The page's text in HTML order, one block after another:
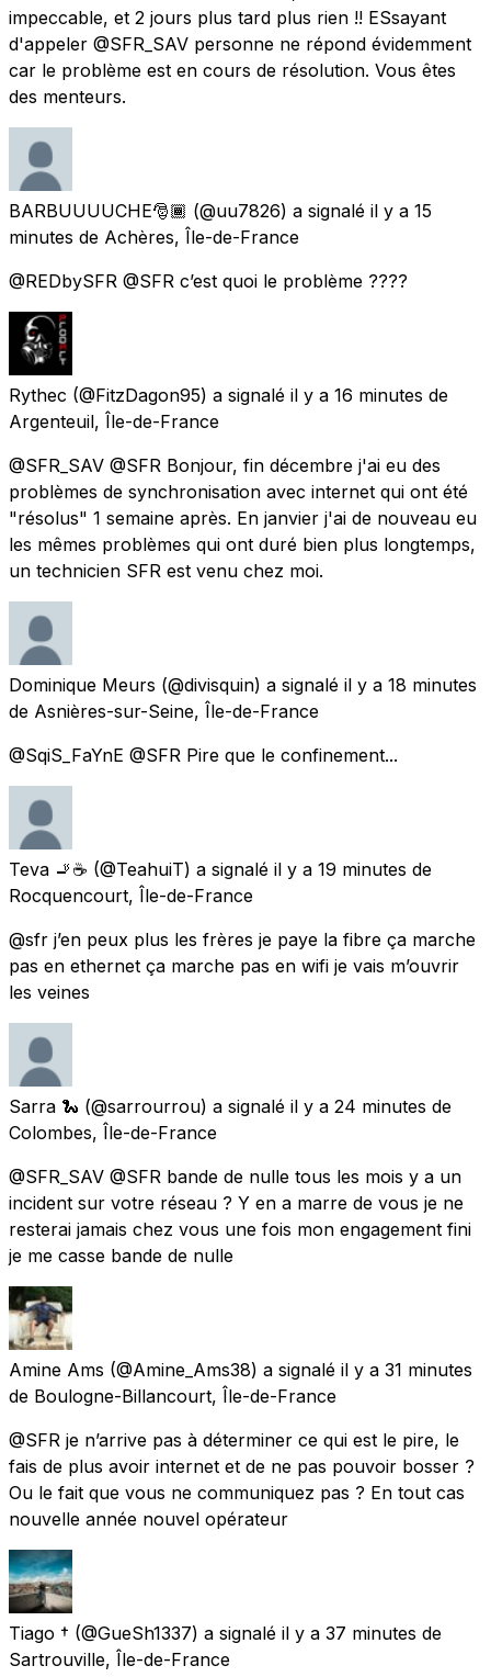
impeccable, et 2 jours plus tard plus rien !! ESsayant
d'appeler @SFR_SAV personne ne répond évidemment
car le problème est en cours de résolution. Vous êtes
des menteurs.
BARBUUUUCHE🎅🏾 (@uu7826) a signalé il y a 15
minutes de Achères, Île-de-France
@REDbySFR @SFR c’est quoi le problème ????
Rythec (@FitzDagon95) a signalé il y a 16 minutes de
Argenteuil, Île-de-France
@SFR_SAV @SFR Bonjour, fin décembre j'ai eu des
problèmes de synchronisation avec internet qui ont été
"résolus" 1 semaine après. En janvier j'ai de nouveau eu
les mêmes problèmes qui ont duré bien plus longtemps,
un technicien SFR est venu chez moi.
Dominique Meurs (@divisquin) a signalé il y a 18 minutes
de Asnières-sur-Seine, Île-de-France
@SqiS_FaYnE @SFR Pire que le confinement...
Teva 🚬☕️ (@TeahuiT) a signalé il y a 19 minutes de
Rocquencourt, Île-de-France
@sfr j’en peux plus les frères je paye la fibre ça marche
pas en ethernet ça marche pas en wifi je vais m’ouvrir
les veines
Sarra 🐍 (@sarrourrou) a signalé il y a 24 minutes de
Colombes, Île-de-France
@SFR_SAV @SFR bande de nulle tous les mois y a un
incident sur votre réseau ? Y en a marre de vous je ne
resterai jamais chez vous une fois mon engagement fini
je me casse bande de nulle
Amine Ams (@Amine_Ams38) a signalé il y a 31 minutes
de Boulogne-Billancourt, Île-de-France
@SFR je n’arrive pas à déterminer ce qui est le pire, le
fais de plus avoir internet et de ne pas pouvoir bosser ?
Ou le fait que vous ne communiquez pas ? En tout cas
nouvelle année nouvel opérateur
Tiago † (@GueSh1337) a signalé il y a 37 minutes de
Sartrouville, Île-de-France